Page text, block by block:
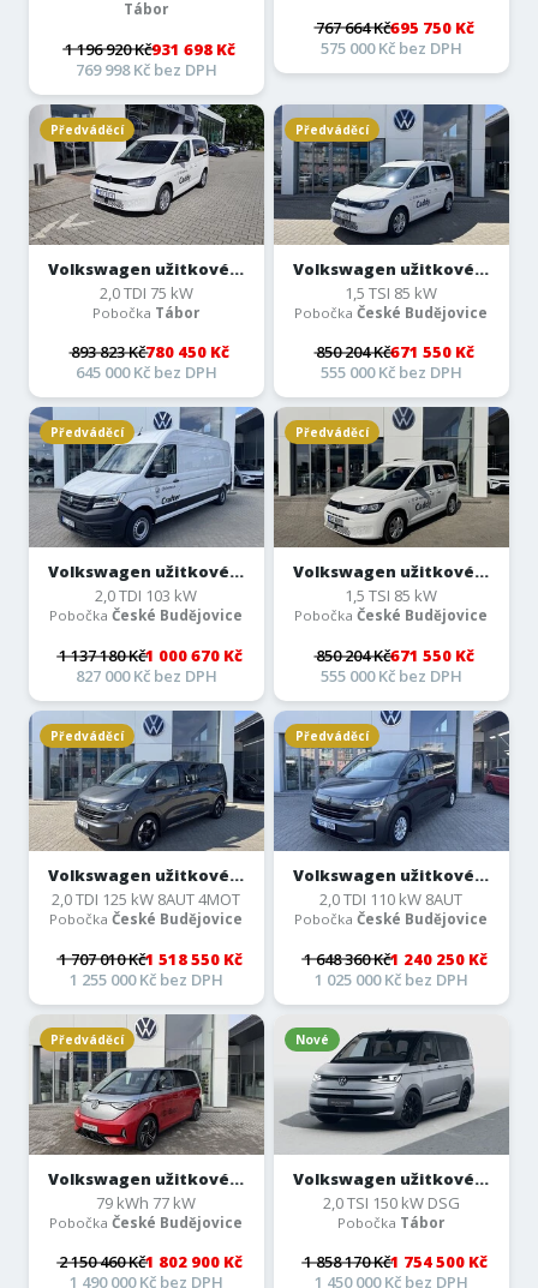
Tábor
1 196 920 Kč931 698 Kč
769 998 Kč bez DPH
767 664 Kč695 750 Kč
575 000 Kč bez DPH
Předváděcí
Volkswagen užitkové...
2,0 TDI 75 kW
Pobočka Tábor
893 823 Kč780 450 Kč
645 000 Kč bez DPH
Předváděcí
Volkswagen užitkové...
1,5 TSI 85 kW
PobočkaČeské Budějovice
850 204 Kč671 550 Kč
555 000 Kč bez DPH
Předváděcí
Volkswagen užitkové...
2,0 TDI 103 kW
PobočkaČeské Budějovice
1 137 180 Kč1 000 670 Kč
827 000 Kč bez DPH
Předváděcí
Volkswagen užitkové...
1,5 TSI 85 kW
PobočkaČeské Budějovice
850 204 Kč671 550 Kč
555 000 Kč bez DPH
Předváděcí
Volkswagen užitkové...
2,0 TDI 125 kW 8AUT 4MOT
PobočkaČeské Budějovice
1 707 010 Kč1 518 550 Kč
1 255 000 Kč bez DPH
Předváděcí
Volkswagen užitkové...
2,0 TDI 110 kW 8AUT
PobočkaČeské Budějovice
1 648 360 Kč1 240 250 Kč
1 025 000 Kč bez DPH
Předváděcí
Volkswagen užitkové...
79 kWh 77 kW
PobočkaČeské Budějovice
2 150 460 Kč1 802 900 Kč
1 490 000 Kč bez DPH
Nové
Volkswagen užitkové...
2,0 TSI 150 kW DSG
Pobočka Tábor
1 858 170 Kč1 754 500 Kč
1 450 000 Kč bez DPH